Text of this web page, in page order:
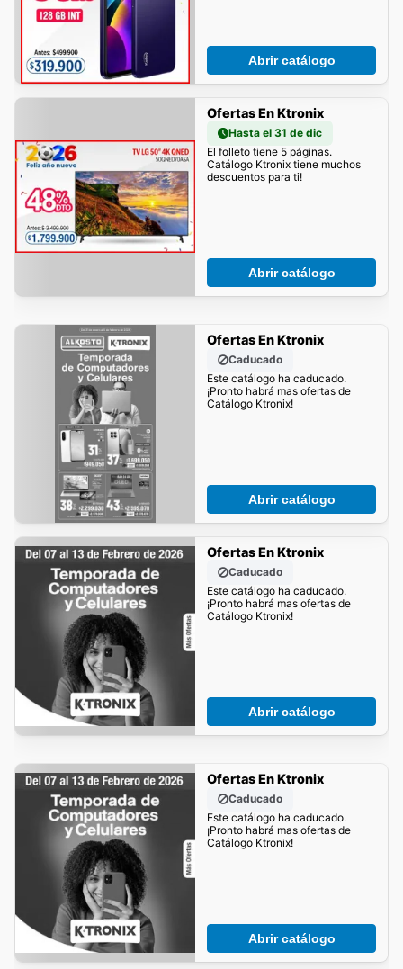
Abrir catálogo
Ofertas En Ktronix
Hasta el 31 de dic
El folleto tiene 5 páginas.
Catálogo Ktronix tiene muchos
descuentos para ti!
Abrir catálogo
Ofertas En Ktronix
Caducado
Este catálogo ha caducado.
¡Pronto habrá mas ofertas de
Catálogo Ktronix!
Abrir catálogo
Ofertas En Ktronix
Caducado
Este catálogo ha caducado.
¡Pronto habrá mas ofertas de
Catálogo Ktronix!
Abrir catálogo
Ofertas En Ktronix
Caducado
Este catálogo ha caducado.
¡Pronto habrá mas ofertas de
Catálogo Ktronix!
Abrir catálogo